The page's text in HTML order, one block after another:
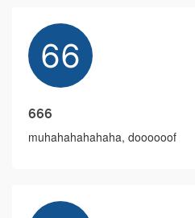
666
muhahahahahaha, doooooof